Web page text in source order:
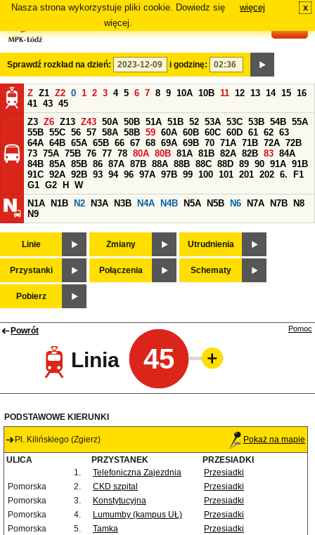
Nasza strona wykorzystuje pliki cookie. Dowiedz się
więcej.
więcej x
Sprawdź rozkład na dzień: i godzinę:
Z Z1 Z2 0 1 2 3 4 5 6 7 8 9 10A 10B 11 12 13 14 15 16
41 43 45
Z3 Z6 Z13 Z43 50A 50B 51A 51B 52 53A 53C 53B 54B 55A
55B 55C 56 57 58A 58B 59 60A 60B 60C 60D 61 62 63
64A 64B 65A 65B 66 67 68 69A 69B 70 71A 71B 72A 72B
73 75A 75B 76 77 78 80A 80B 81A 81B 82A 82B 83 84A
84B 85A 85B 86 87A 87B 88A 88B 88C 88D 89 90 91A 91B
91C 92A 92B 93 94 96 97A 97B 99 100 101 201 202 6.
F1
G1 G2 H
W
N1A
N1B N2 N3A N3B N4A N4B N5A N5B N6 N7A N7B
N8
N9
Linie Zmiany Utrudnienia
Przystanki Połączenia Schematy
Pobierz
Powrót
Linia 45
Pomoc
PODSTAWOWE KIERUNKI
Pl. Kilińskiego (Zgierz) Pokaż na mapie
ULICA PRZYSTANEK
PRZESIADKI
1.
Telefoniczna Zajezdnia
Przesiadki
Pomorska
2. CKD szpital
Przesiadki
Pomorska
3. Konstytucyjna
Przesiadki
Pomorska
4. Lumumby (kampus UŁ)
Przesiadki
Pomorska
5. Tamka
Przesiadki